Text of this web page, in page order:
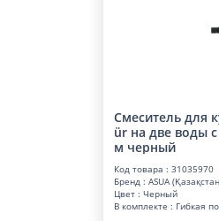
Смеситель для
ür на две воды
м черный
Код товара : 31035970
Бренд : ASUA
Цвет : Черный
В комплекте : Гибкая